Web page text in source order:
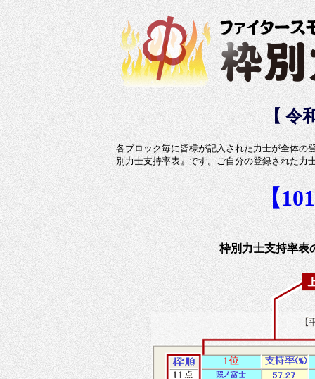
【 令
各ブロック毎に皆様が記入された力士が全体の
別力士支持率表』です。ご自分の登録された
【
枠別力士支持率表